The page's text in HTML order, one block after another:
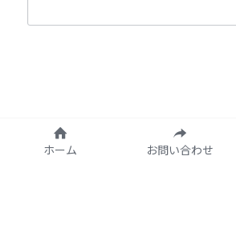
送信
ホーム お問い合わせ